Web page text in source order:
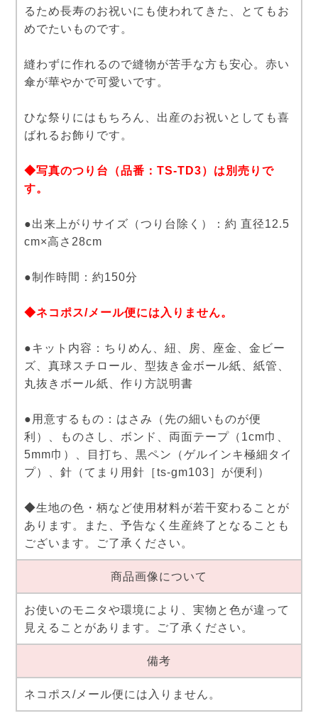
るため長寿のお祝いにも使われてきた、とてもお
めでたいものです。
縫わずに作れるので縫物が苦手な方も安心。赤い
傘が華やかで可愛いです。
ひな祭りにはもちろん、出産のお祝いとしても喜
ばれるお飾りです。
◆写真のつり台（品番：TS-TD3）は別売りで
す。
●出来上がりサイズ（つり台除く）：約 直径12.5
cm×高さ28cm
●制作時間：約150分
◆ネコポス/メール便には入りません。
●キット内容：ちりめん、紐、房、座金、金ビー
ズ、真球スチロール、型抜き金ボール紙、紙管、
丸抜きボール紙、作り方説明書
●用意するもの：はさみ（先の細いものが便
利）、ものさし、ボンド、両面テープ（1cm巾、
5mm巾）、目打ち、黒ペン（ゲルインキ極細タイ
プ）、針（てまり用針［ts-gm103］が便利）
◆生地の色・柄など使用材料が若干変わることが
あります。また、予告なく生産終了となることも
ございます。ご了承ください。
商品画像について
お使いのモニタや環境により、実物と色が違って
見えることがあります。ご了承ください。
備考
ネコポス/メール便には入りません。